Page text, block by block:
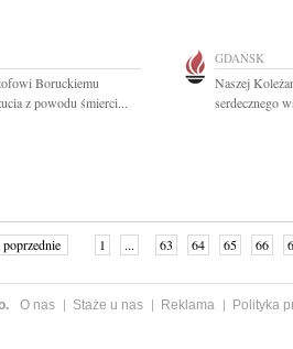
Boruckiemu
z powodu śmierci...
GDAŃSK
Naszej
serdecznego
poprzednie 1 ... 63 64 65 66
O nas Staże u nas Reklama
Polityka